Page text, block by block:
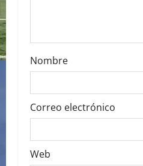
n
Nombre
Correo electrónico
Web